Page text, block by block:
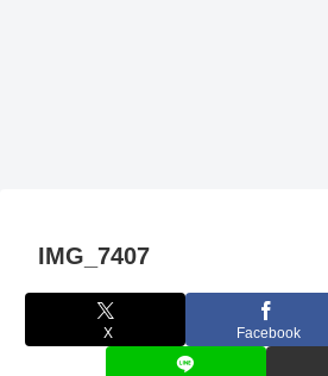
IMG_7407
X Facebook